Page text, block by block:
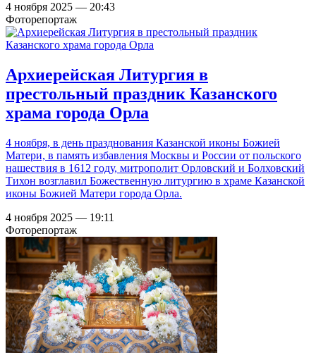
4 ноября 2025 — 20:43
Фоторепортаж
Архиерейская Литургия в
престольный праздник Казанского
храма города Орла
4 ноября, в день празднования Казанской иконы Божией
Матери, в память избавления Москвы и России от польского
нашествия в 1612 году, митрополит Орловский и Болховский
Тихон возглавил Божественную литургию в храме Казанской
иконы Божией Матери города Орла.
4 ноября 2025 — 19:11
Фоторепортаж